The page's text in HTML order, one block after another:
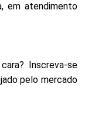
em atendimento
Inscreva-se
pelo mercado